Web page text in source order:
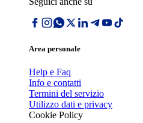
Area personale
Help e Faq
Info e contatti
Termini del servizio
Utilizzo dati e privacy
Cookie Policy